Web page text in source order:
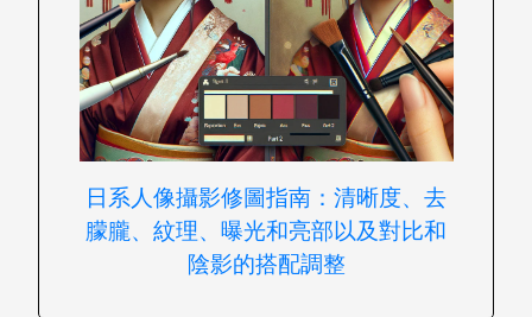
日系人像攝影修圖指南：清晰度、去
朦朧、紋理、曝光和亮部以及對比和
陰影的搭配調整